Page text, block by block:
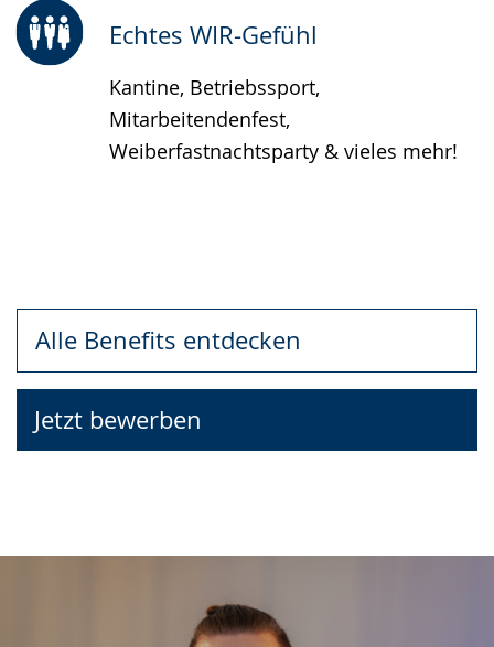
Echtes WIR-Gefühl
Kantine, Betriebssport,
Mitarbeitendenfest,
Weiberfastnachtsparty & vieles mehr!
Alle Benefits entdecken
Jetzt bewerben
Mit dem Abspielen des Videos akzeptieren Sie
die Datenschutzerklärung von YouTube.